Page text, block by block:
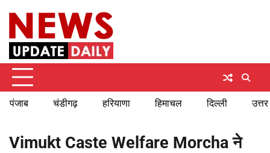
content
पंजाब चंडीगढ़ हरियाणा हिमाचल दिल्ली
Vimukt Caste Welfare Morcha ने